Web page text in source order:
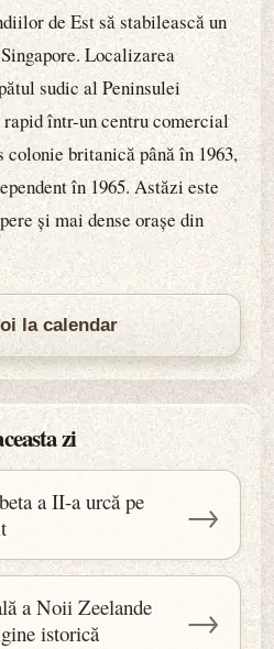
de Est să stabilească un
Localizarea
sudic al Peninsulei
într-un centru comercial
colonie britanică până în 1963,
în 1965. Astăzi este
și mai dense orașe din
la calendar
zi
a II-a urcă pe
→
a Noii Zeelande
istorică
→